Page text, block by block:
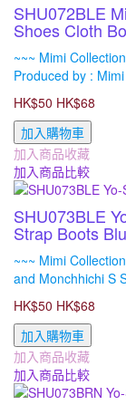
SHU072BLE
Shoes Cloth
~~~ Mimi
Produced by :
HK$50 HK$68
加入購物車
加入商品收藏
加入商品比較
SHU073BLE
Strap Boots
~~~ Mimi
and Monchhichi S
HK$50 HK$68
加入購物車
加入商品收藏
加入商品比較